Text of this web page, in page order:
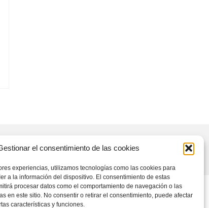
el consentimiento de las cookies
experiencias, utilizamos tecnologías como las cookies para
a la información del dispositivo. El consentimiento de estas
procesar datos como el comportamiento de navegación o las
en este sitio. No consentir o retirar el consentimiento, puede afectar
características y funciones.